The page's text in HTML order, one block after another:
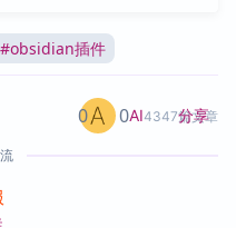
#obsidian插件
AI4347篇文章
0 0 分享